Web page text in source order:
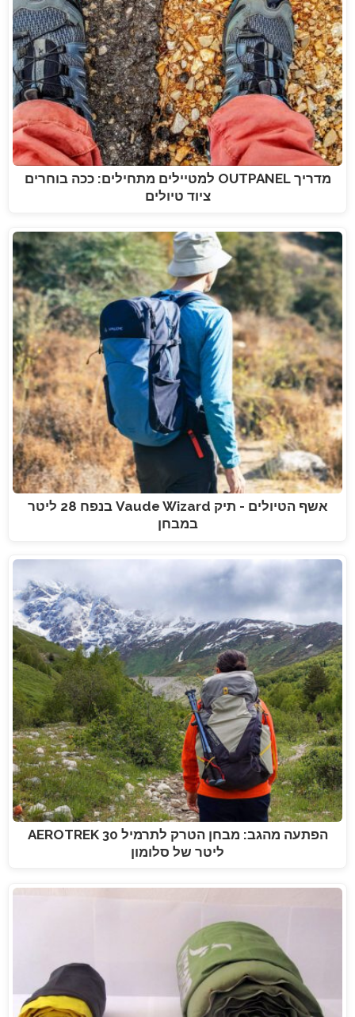
מדריך OUTPANEL למטיילים מתחילים: ככה בוחרים
ציוד טיולים
אשף הטיולים - תיק Vaude Wizard בנפח 28 ליטר
במבחן
הפתעה מהגב: מבחן הטרק לתרמיל AEROTREK 30
ליטר של סלומון